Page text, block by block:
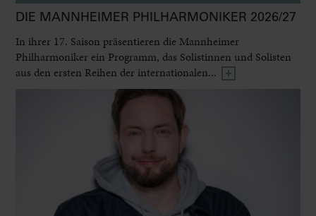
DIE MANNHEIMER PHILHARMONIKER 2026/27
In ihrer 17. Saison präsentieren die Mannheimer
Philharmoniker ein Programm, das Solistinnen und Solisten
aus den ersten Reihen der internationalen...